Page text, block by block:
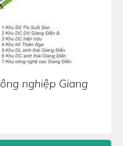
nghiệp Giang